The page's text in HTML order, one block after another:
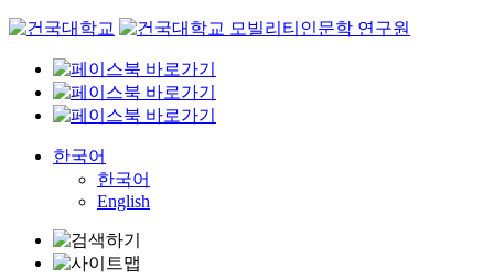
Skip
content
한국어
한국어
English